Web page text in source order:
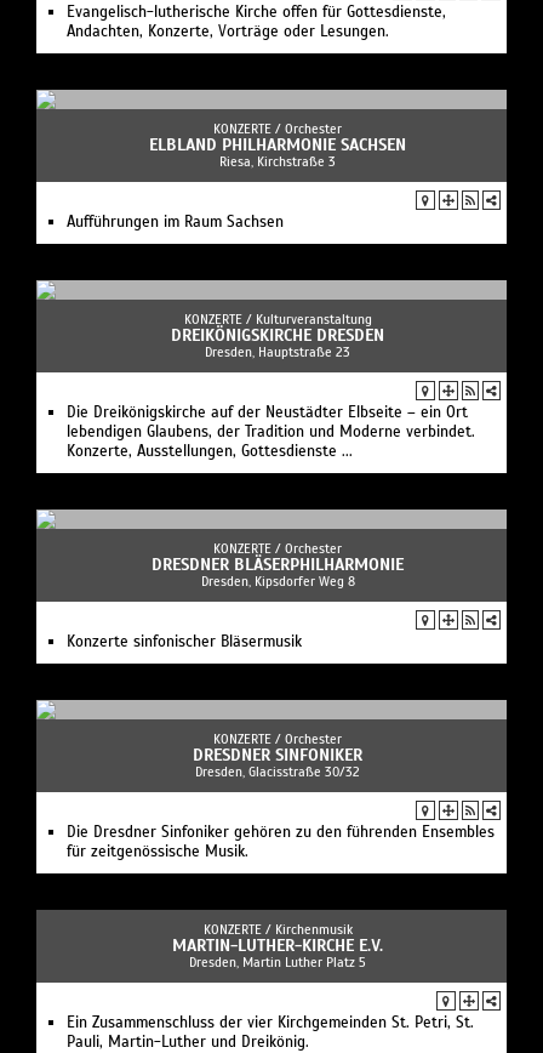
Evangelisch-lutherische Kirche offen für Gottesdienste,
Andachten, Konzerte, Vorträge oder Lesungen.
KONZERTE / Orchester
ELBLAND PHILHARMONIE SACHSEN
Riesa, Kirchstraße 3
Aufführungen im Raum Sachsen
KONZERTE / Kulturveranstaltung
DREIKÖNIGSKIRCHE DRESDEN
Dresden, Hauptstraße 23
Die Dreikönigskirche auf der Neustädter Elbseite – ein Ort
lebendigen Glaubens, der Tradition und Moderne verbindet.
Konzerte, Ausstellungen, Gottesdienste ...
KONZERTE / Orchester
DRESDNER BLÄSERPHILHARMONIE
Dresden , Kipsdorfer Weg 8
Konzerte sinfonischer Bläsermusik
KONZERTE / Orchester
DRESDNER SINFONIKER
Dresden, Glacisstraße 30/32
Die Dresdner Sinfoniker gehören zu den führenden Ensembles
für zeitgenössische Musik.
KONZERTE / Kirchenmusik
MARTIN-LUTHER-KIRCHE E.V.
Dresden, Martin Luther Platz 5
Ein Zusammenschluss der vier Kirchgemeinden St. Petri, St.
Pauli, Martin-Luther und Dreikönig.